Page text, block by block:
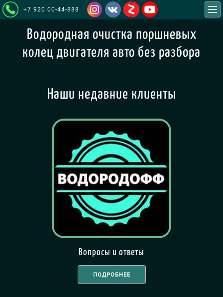
+7 920 00-44-888
Водородная очистка поршневых
колец двигателя авто без разбора
Наши недавние клиенты
Вопросы и ответы
ПОДРОБНЕЕ